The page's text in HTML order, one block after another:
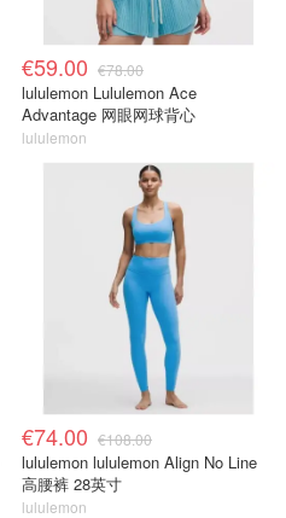
€59.00 €78.00
lululemon Lululemon Ace
Advantage 网眼网球背心
lululemon
€74.00 €108.00
lululemon lululemon Align No Line
高腰裤 28英寸
lululemon